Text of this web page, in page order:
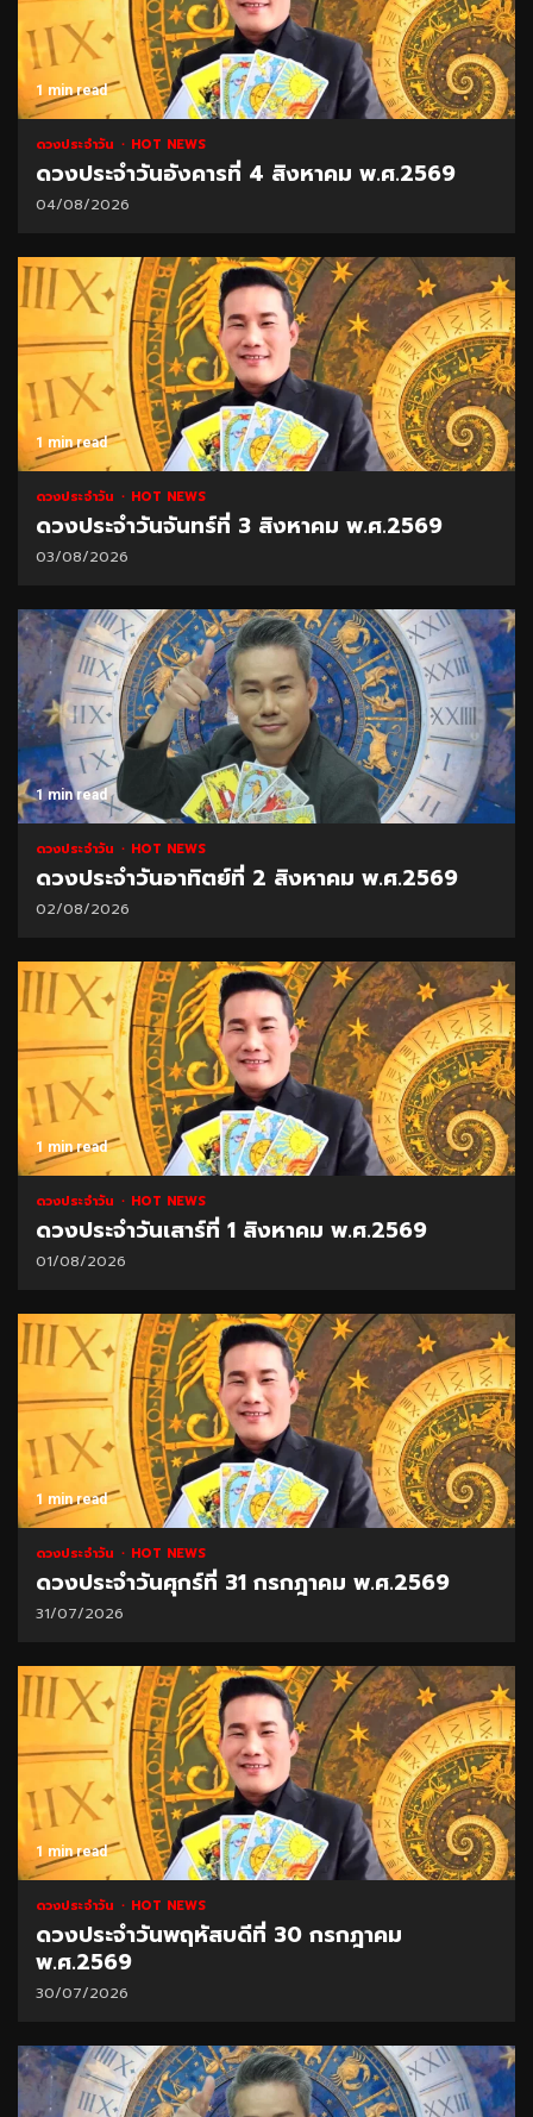
1 min read
ดวงประจำวัน HOT NEWS
ดวงประจำวันอังคารที่ 4 สิงหาคม พ.ศ.2569
04/08/2026
1 min read
ดวงประจำวัน HOT NEWS
ดวงประจำวันจันทร์ที่ 3 สิงหาคม พ.ศ.2569
03/08/2026
1 min read
ดวงประจำวัน HOT NEWS
ดวงประจำวันอาทิตย์ที่ 2 สิงหาคม พ.ศ.2569
02/08/2026
1 min read
ดวงประจำวัน HOT NEWS
ดวงประจำวันเสาร์ที่ 1 สิงหาคม พ.ศ.2569
01/08/2026
1 min read
ดวงประจำวัน HOT NEWS
ดวงประจำวันศุกร์ที่ 31 กรกฎาคม พ.ศ.2569
31/07/2026
1 min read
ดวงประจำวัน HOT NEWS
ดวงประจำวันพฤหัสบดีที่ 30 กรกฎาคม
พ.ศ.2569
30/07/2026